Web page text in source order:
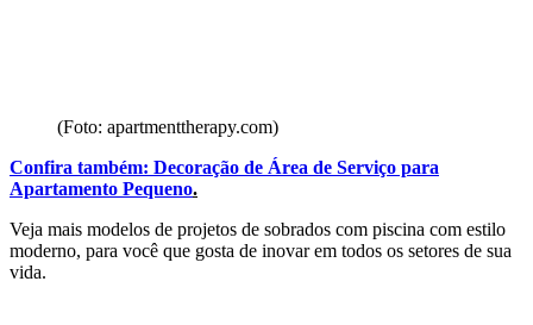
(Foto: apartmenttherapy.com)
Confira também: Decoração de Área de Serviço para
Apartamento Pequeno.
Veja mais modelos de projetos de sobrados com piscina com estilo
moderno, para você que gosta de inovar em todos os setores de sua
vida.